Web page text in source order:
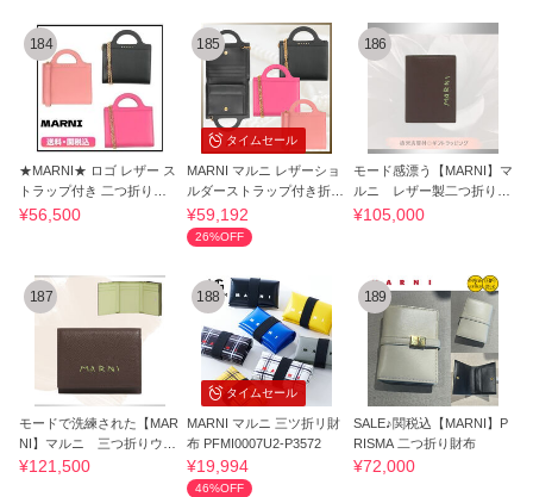
184
★MARNI★ ロゴ レザー ス
トラップ付き 二つ折り財
布 送料関税込
¥56,500
タイムセール
185
MARNI マルニ レザーショ
ルダーストラップ付き折り
たたみ財布
¥59,192
26%OFF
186
モード感漂う【MARNI】マ
ルニ レザー製二つ折りウ
ォレット
¥105,000
187
モードで洗練された【MAR
NI】マルニ 三つ折りウォ
レット
¥121,500
タイムセール
188
MARNI マルニ 三ツ折リ財
布 PFMI0007U2-P3572
¥19,994
46%OFF
189
SALE♪関税込【MARNI】P
RISMA 二つ折り財布
¥72,000